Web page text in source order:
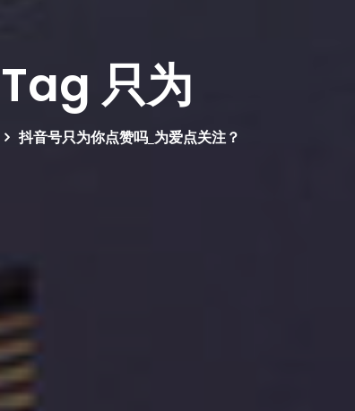
Tag 只为
抖音号只为你点赞吗_为爱点关注？